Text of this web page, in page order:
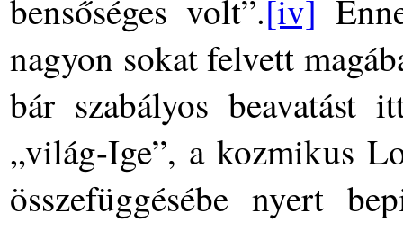
bensőséges volt”.[iv]
nagyon sokat felvett
bár szabályos beavatást
„világ-Ige”, a kozmikus
összefüggésébe nyert